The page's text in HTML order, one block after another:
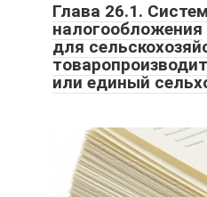
Глава 26.1.
налогообложения
для
или единый